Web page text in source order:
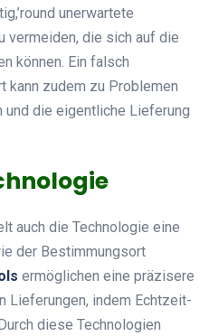
unerwartete
vermeiden, die sich auf die
können. Ein falsch
kann zudem zu Problemen
die eigentliche Lieferung
auch die Technologie eine
der Bestimmungsort
ermöglichen eine präzisere
Lieferungen, indem Echtzeit-
diese Technologien